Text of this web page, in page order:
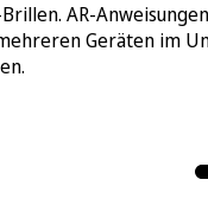
AR-
Geräten im